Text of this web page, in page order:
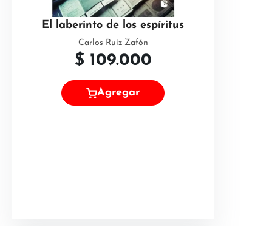
El laberinto de los espíritus
Carlos Ruiz Zafón
$ 109.000
Agregar